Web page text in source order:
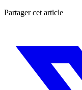
Partager cet article